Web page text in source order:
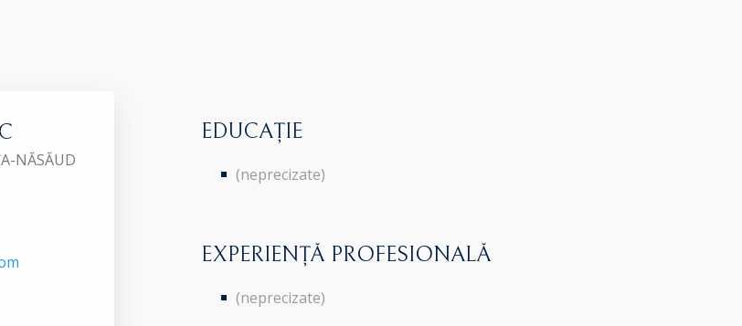
NĂSĂUD
EDUCAȚIE
(neprecizate)
EXPERIENȚĂ PROFESIONALĂ
(neprecizate)